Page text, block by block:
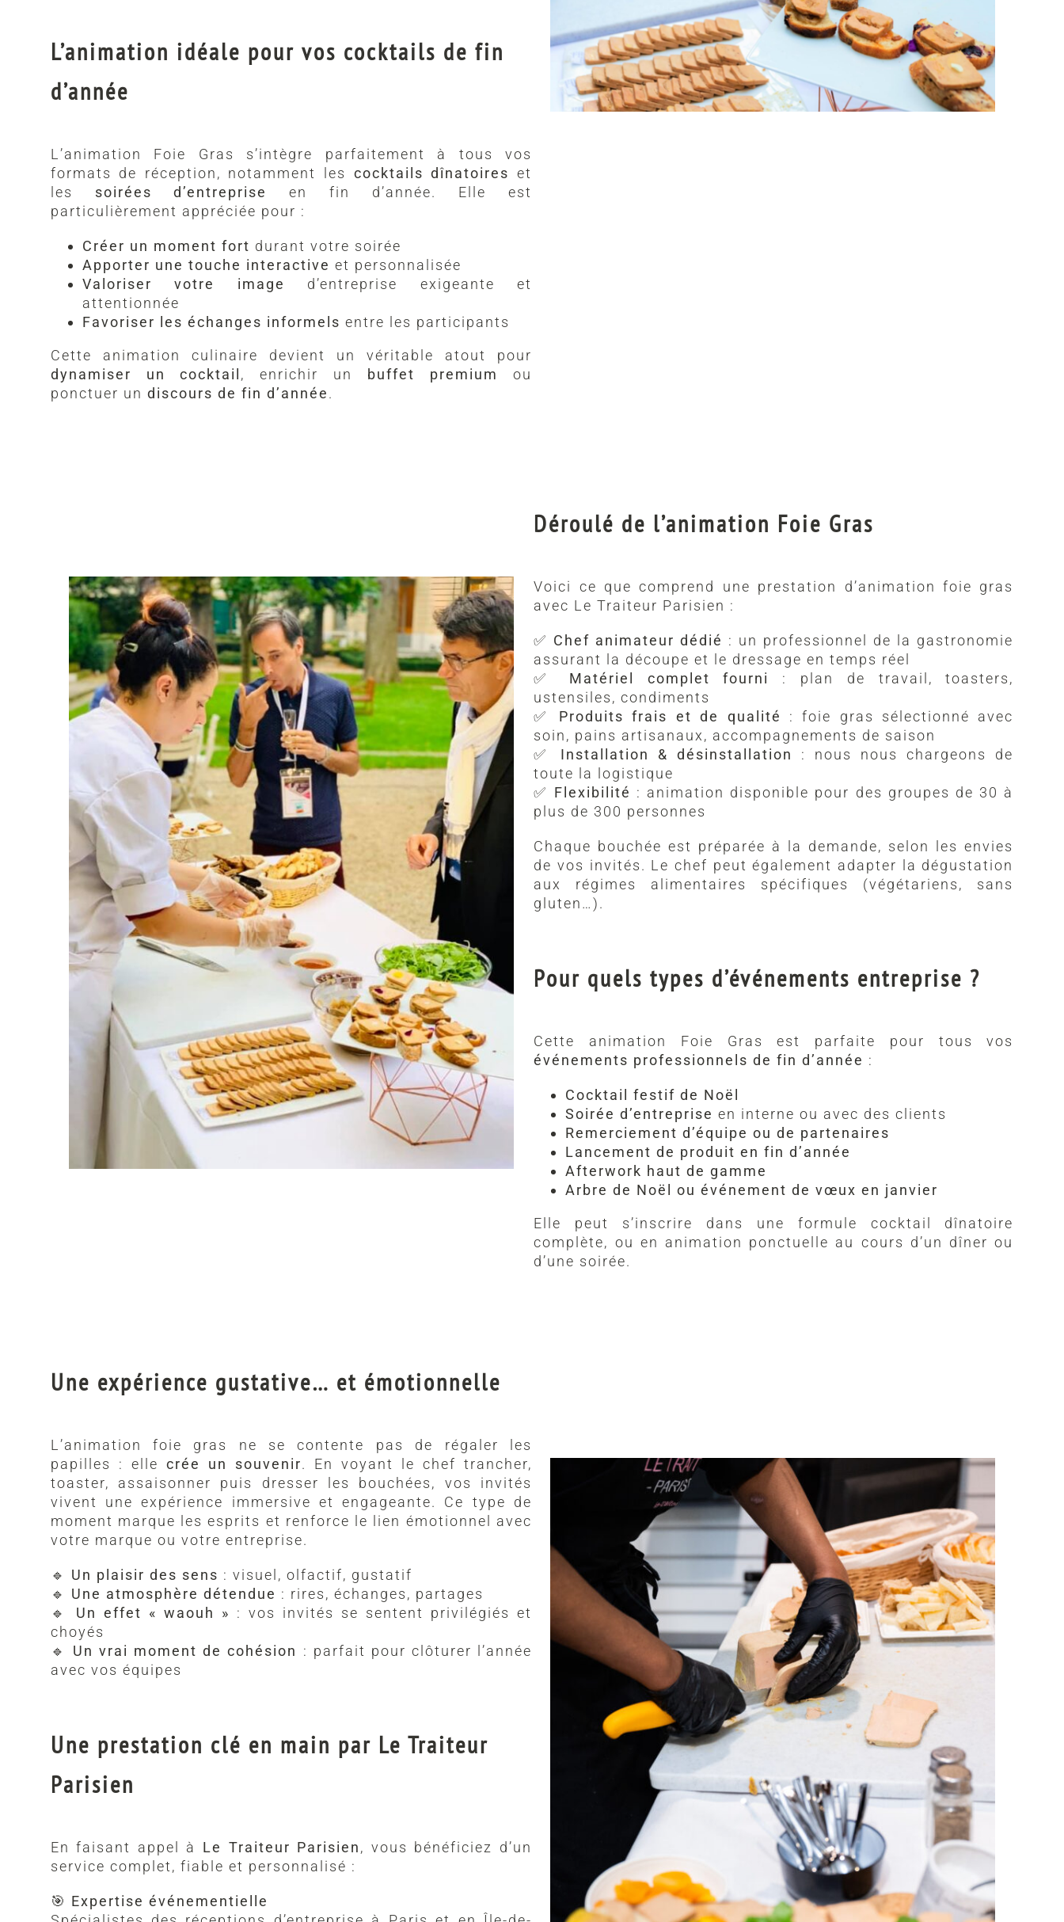
L’animation idéale pour vos cocktails de fin
d’année
L’animation Foie Gras s’intègre parfaitement à tous vos
formats de réception, notamment les cocktails dînatoires et
les soirées d’entreprise
en fin d’année. Elle est
particulièrement appréciée pour :
Créer un moment fort durant votre soirée
Apporter une touche interactive et personnalisée
Valoriser votre image
d’entreprise exigeante et
attentionnée
Favoriser les échanges informels entre les participants
Cette animation culinaire devient un véritable atout pour
dynamiser un cocktail , enrichir un buffet premium
ou
ponctuer un discours de fin d’année.
Déroulé de l’animation Foie Gras
Voici ce que comprend une prestation d’animation foie gras
avec Le Traiteur Parisien :
✅ Chef animateur dédié : un professionnel de la gastronomie
assurant la découpe et le dressage en temps réel
✅ Matériel complet fourni
: plan de travail, toasters,
ustensiles, condiments
✅ Produits frais et de qualité
: foie gras sélectionné avec
soin, pains artisanaux, accompagnements de saison
✅ Installation & désinstallation
: nous nous chargeons de
toute la logistique
✅ Flexibilité : animation disponible pour des groupes de 30 à
plus de 300 personnes
Chaque bouchée est préparée à la demande, selon les envies
de vos invités. Le chef peut également adapter la dégustation
aux régimes alimentaires spécifiques (végétariens, sans
gluten…).
Pour quels types d’événements entreprise ?
Cette animation Foie Gras est parfaite pour tous vos
événements professionnels de fin d’année :
Cocktail festif de Noël
Soirée d’entreprise en interne ou avec des clients
Remerciement d’équipe ou de partenaires
Lancement de produit en fin d’année
Afterwork haut de gamme
Arbre de Noël ou événement de vœux en janvier
Elle peut s’inscrire dans une formule cocktail dînatoire
complète, ou en animation ponctuelle au cours d’un dîner ou
d’une soirée.
Une expérience gustative… et émotionnelle
L’animation foie gras ne se contente pas de régaler les
papilles : elle crée un souvenir. En voyant le chef trancher,
toaster, assaisonner puis dresser les bouchées, vos invités
vivent une expérience immersive et engageante. Ce type de
moment marque les esprits et renforce le lien émotionnel avec
votre marque ou votre entreprise.
🔹 Un plaisir des sens : visuel, olfactif, gustatif
🔹 Une atmosphère détendue : rires, échanges, partages
🔹 Un effet « waouh » : vos invités se sentent privilégiés et
choyés
🔹 Un vrai moment de cohésion : parfait pour clôturer l’année
avec vos équipes
Une prestation clé en main par Le Traiteur
Parisien
En faisant appel à Le Traiteur Parisien, vous bénéficiez d’un
service complet, fiable et personnalisé :
🎯 Expertise événementielle